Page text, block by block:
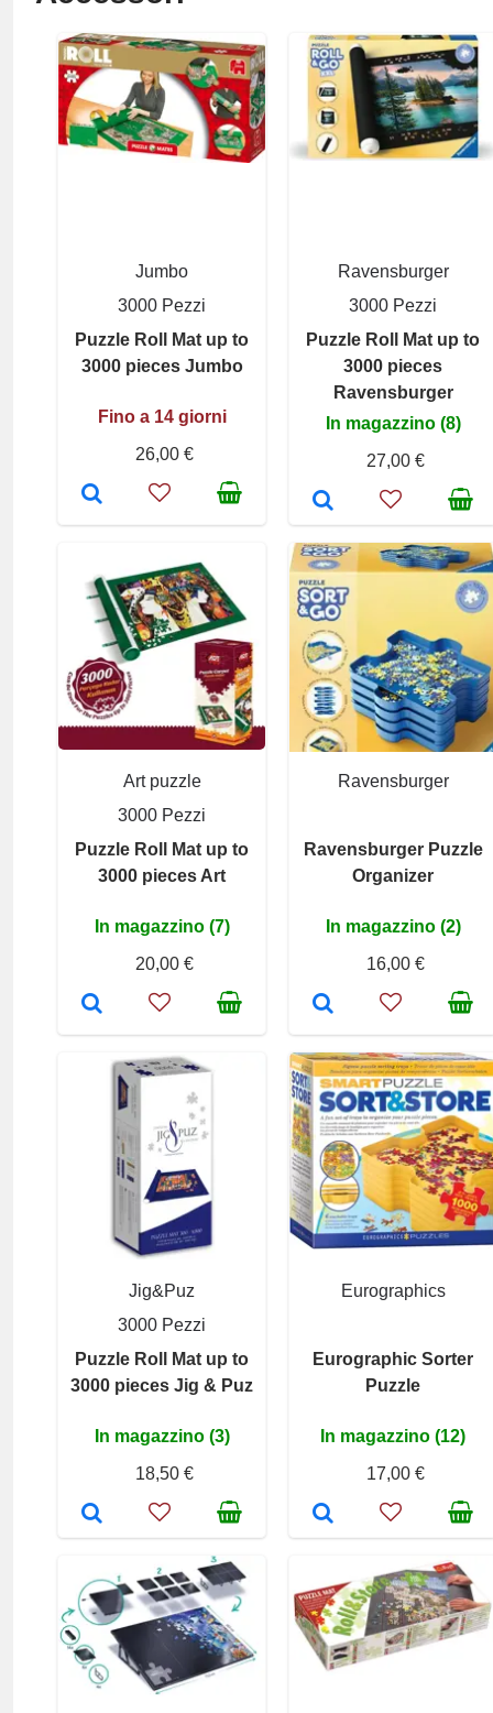
Jumbo
3000 Pezzi
Puzzle Roll Mat up to
3000 pieces Jumbo
Fino a 14 giorni
26,00 €
Ravensburger
3000 Pezzi
Puzzle Roll Mat up to
3000 pieces
Ravensburger
In magazzino (8)
27,00 €
Art puzzle
3000 Pezzi
Puzzle Roll Mat up to
3000 pieces Art
In magazzino (7)
20,00 €
Ravensburger
Ravensburger Puzzle
Organizer
In magazzino (2)
16,00 €
Jig&Puz
3000 Pezzi
Puzzle Roll Mat up to
3000 pieces Jig & Puz
In magazzino (3)
18,50 €
Eurographics
Eurographic Sorter
Puzzle
In magazzino (12)
17,00 €